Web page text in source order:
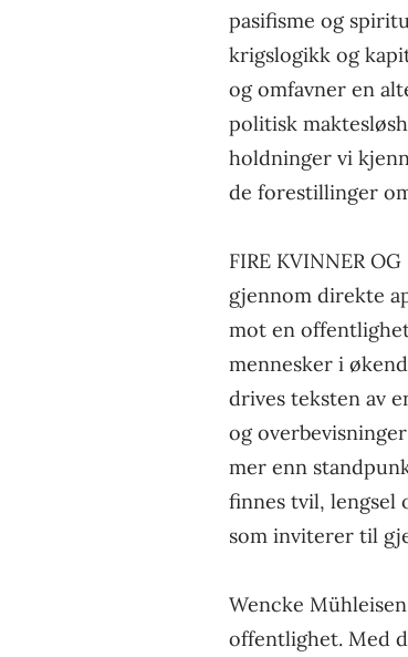
pasifisme og
krigslogikk og
og omfavner en
politisk
holdninger vi
de forestillinger
FIRE KVINNER
gjennom direkte
mot en
mennesker i
drives teksten av
og
mer enn
finnes tvil, lengsel
som inviterer til
Wencke
offentlighet. Med